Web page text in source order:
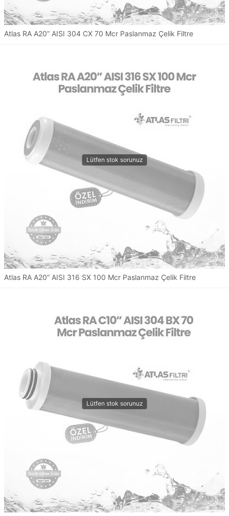
Atlas RA A20” AISI 304 CX 70 Mcr Paslanmaz Çelik Filtre
Atlas RA A20” AISI 316 SX 100 Mcr Paslanmaz Çelik Filtre